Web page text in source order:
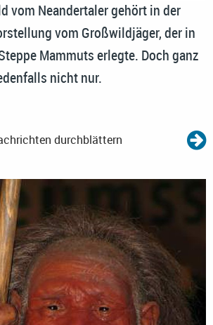
vom Neandertaler gehört in der
vom Großwildjäger, der in
Mammuts erlegte. Doch ganz
nicht nur.
durchblättern